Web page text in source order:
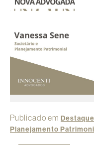
Publicado em
Planejamento